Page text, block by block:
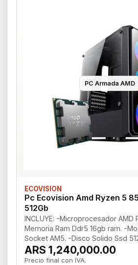
PC Armada AMD
ECOVISION
Pc Ecovision Amd Ryzen 5
512Gb
INCLUYE: -Microprocesador AMD
Memoria Ram Ddr5 16gb ram. -
Socket AM5. -Disco Solido Ssd
ARS 1,240,000.00
Precio final con IVA.